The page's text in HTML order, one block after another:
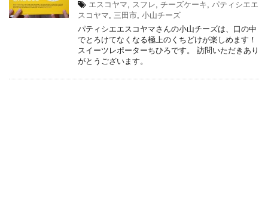
エスコヤマ, スフレ, チーズケーキ, パティシエエ
スコヤマ, 三田市, 小山チーズ
パティシエエスコヤマさんの小山チーズは、口の中
でとろけてなくなる極上のくちどけが楽しめます！
スイーツレポーターちひろです。 訪問いただきあり
がとうございます。